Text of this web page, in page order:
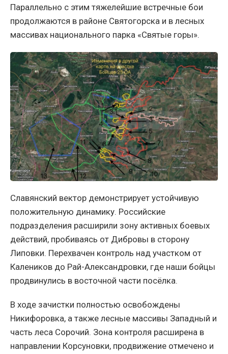
Параллельно с этим тяжелейшие встречные бои
продолжаются в районе Святогорска и в лесных
массивах национального парка «Святые горы».
Славянский вектор демонстрирует устойчивую
положительную динамику. Российские
подразделения расширили зону активных боевых
действий, пробиваясь от Дибровы в сторону
Липовки. Перехвачен контроль над участком от
Калеников до Рай-Александровки, где наши бойцы
продвинулись в восточной части посёлка.
В ходе зачистки полностью освобождены
Никифоровка, а также лесные массивы Западный и
часть леса Сорочий. Зона контроля расширена в
направлении Корсуновки, продвижение отмечено и